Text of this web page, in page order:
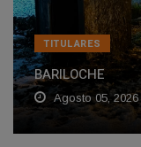
TITULARES
BARILOCHE
Agosto 05, 2026